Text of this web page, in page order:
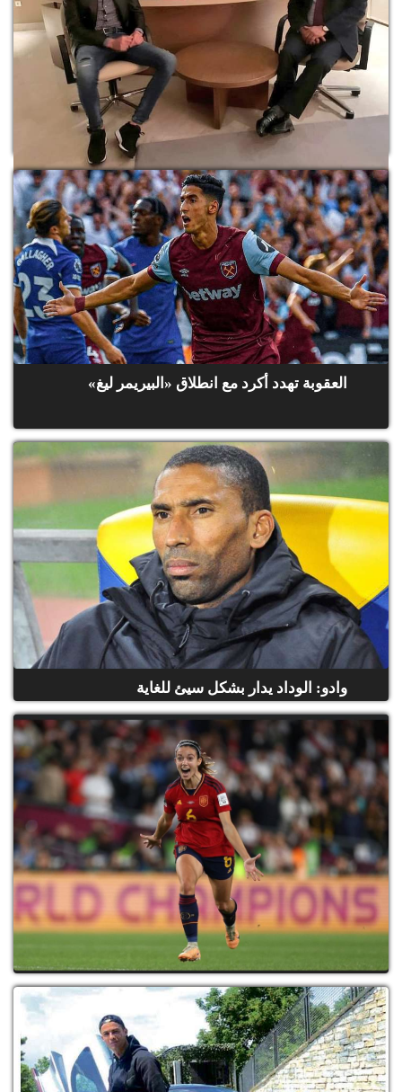
استمرار تألق البقالي ثمرة دعم متواصل لجامعة
ألعاب القوى
العقوبة تهدد أكرد مع انطلاق «البيريمر ليغ»
وادو: الوداد يدار بشكل سيئ للغاية
إسبانيا تفوز على إنجلترا بهدف وتتوج بكأس
العالم للسيدات بأست...